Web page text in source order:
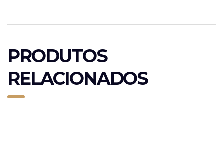
PRODUTOS
RELACIONADOS